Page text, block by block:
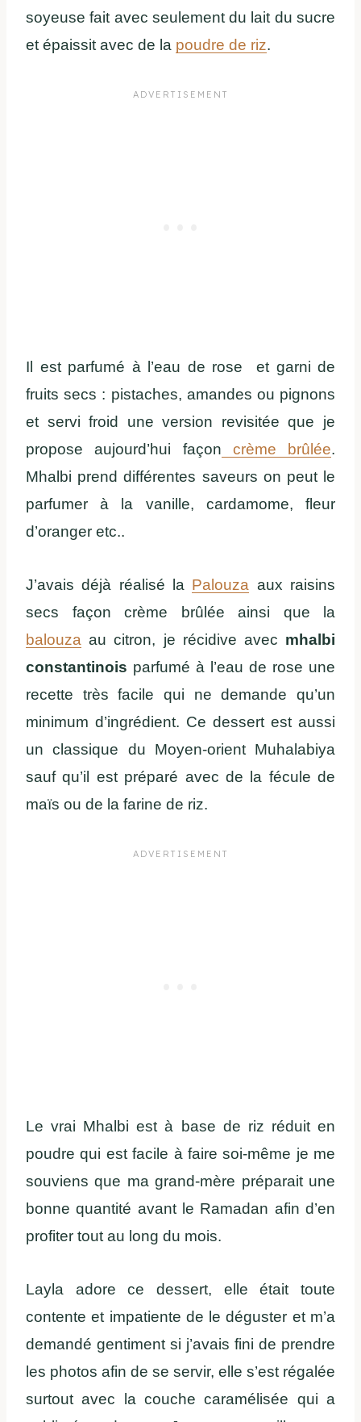
soyeuse fait avec seulement du lait du sucre
et épaissit avec de la poudre de riz.
Il est parfumé à l’eau de rose et garni de
fruits secs : pistaches, amandes ou pignons
et servi froid une version revisitée que je
propose aujourd’hui façon crème brûlée.
Mhalbi prend différentes saveurs on peut le
parfumer à la vanille, cardamome, fleur
d’oranger etc..
J’avais déjà réalisé la Palouza aux raisins
secs façon crème brûlée ainsi que la
balouza au citron, je récidive avec mhalbi
constantinois parfumé à l’eau de rose une
recette très facile qui ne demande qu’un
minimum d’ingrédient. Ce dessert est aussi
un classique du Moyen-orient Muhalabiya
sauf qu’il est préparé avec de la fécule de
maïs ou de la farine de riz.
Le vrai Mhalbi est à base de riz réduit en
poudre qui est facile à faire soi-même je me
souviens que ma grand-mère préparait une
bonne quantité avant le Ramadan afin d’en
profiter tout au long du mois.
Layla adore ce dessert, elle était toute
contente et impatiente de le déguster et m’a
demandé gentiment si j’avais fini de prendre
les photos afin de se servir, elle s’est régalée
surtout avec la couche caramélisée qui a